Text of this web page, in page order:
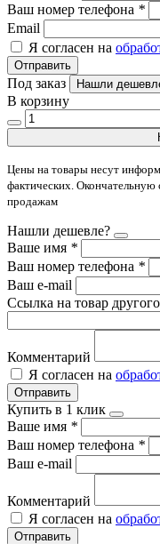
Ваш номер телефона *
Email
Я согласен на
Отправить
Под заказ Нашли
В корзину
Цены на товары несут
фактических. Окончательную
продажам
Нашли дешевле?
Ваше имя *
Ваш номер телефона *
Ваш e-mail
Ссылка на товар
Комментарий
Я согласен на
Отправить
Купить в 1 клик
Ваше имя *
Ваш номер телефона *
Ваш e-mail
Комментарий
Я согласен на
Отправить